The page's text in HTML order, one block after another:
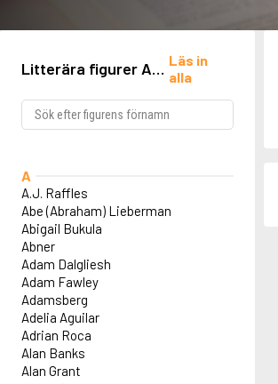
Litterära figurer A-
Läs in
alla
A
A.J. Raffles
Abe (Abraham) Lieberman
Abigail Bukula
Abner
Adam Dalgliesh
Adam Fawley
Adamsberg
Adelia Aguilar
Adrian Roca
Alan Banks
Alan Grant